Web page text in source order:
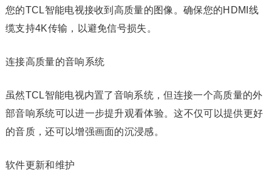
您的TCL智能电视接收到高质量的图像。确保您的HDMI线
缆支持4K传输，以避免信号损失。
连接高质量的音响系统
虽然TCL智能电视内置了音响系统，但连接一个高质量的外
部音响系统可以进一步提升观看体验。这不仅可以提供更好
的音质，还可以增强画面的沉浸感。
软件更新和维护